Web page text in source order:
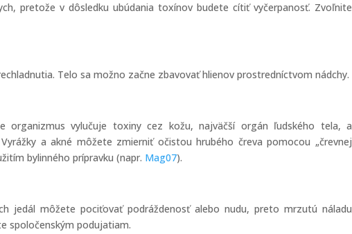
pretože v dôsledku ubúdania toxínov budete cítiť vyčerpanosť. Zvoľnite
Telo sa možno začne zbavovať hlienov prostredníctvom nádchy.
organizmus vylučuje toxiny cez kožu, najväčší orgán ľudského tela, a
a akné môžete zmierniť očistou hrubého čreva pomocou „črevnej
bylinného prípravku (napr. Mag07).
jedál môžete pociťovať podráždenosť alebo nudu, preto mrzutú náladu
spoločenským podujatiam.